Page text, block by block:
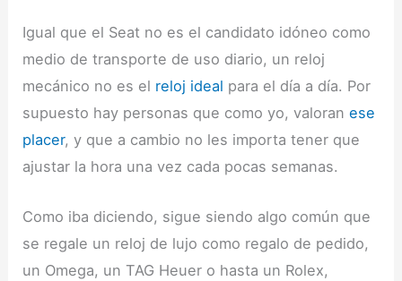
Igual que el Seat no es el candidato idóneo como
medio de transporte de uso diario, un reloj
mecánico no es el reloj ideal para el día a día. Por
supuesto hay personas que como yo, valoranese
placer, y que a cambio no les importa tener que
ajustar la hora una vez cada pocas semanas.
Como iba diciendo, sigue siendo algo común que
se regale un reloj de lujo como regalo de pedido,
un Omega, un TAG Heuer o hasta un Rolex,